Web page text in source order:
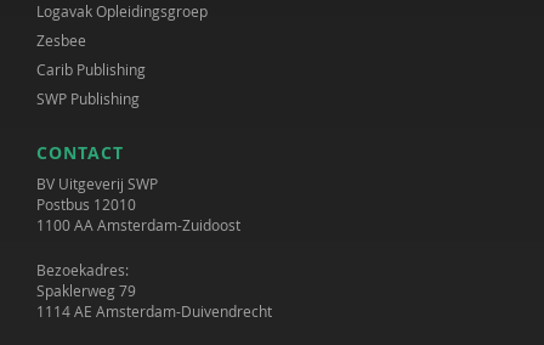
Logavak Opleidingsgroep
Zesbee
Carib Publishing
SWP Publishing
CONTACT
BV Uitgeverij SWP
Postbus 12010
1100 AA Amsterdam-Zuidoost
Bezoekadres:
Spaklerweg 79
1114 AE Amsterdam-Duivendrecht